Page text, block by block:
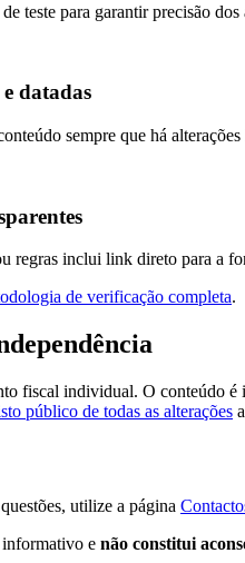
teste para garantir precisão
datadas
sempre que há
regras inclui link direto para a
de verificação completa.
fiscal individual. O conteúdo
público de todas as alterações
utilize a página
informativo e não constitui